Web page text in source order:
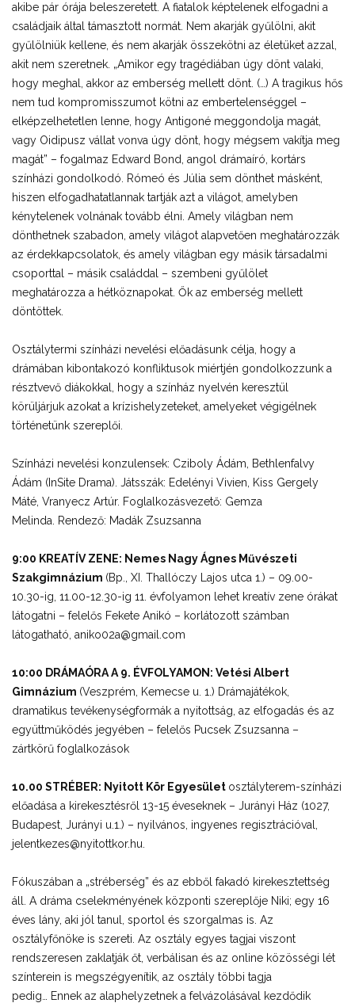
akibe pár órája beleszeretett. A fiatalok képtelenek elfogadni a
családjaik által támasztott normát. Nem akarják gyűlölni, akit
gyűlölniük kellene, és nem akarják összekötni az életüket azzal,
akit nem szeretnek. „Amikor egy tragédiában úgy dönt valaki,
hogy meghal, akkor az emberség mellett dönt. (…) A tragikus hős
nem tud kompromisszumot kötni az embertelenséggel –
elképzelhetetlen lenne, hogy Antigoné meggondolja magát,
vagy Oidipusz vállat vonva úgy dönt, hogy mégsem vakítja meg
magát” – fogalmaz Edward Bond, angol drámaíró, kortárs
színházi gondolkodó. Rómeó és Júlia sem dönthet másként,
hiszen elfogadhatatlannak tartják azt a világot, amelyben
kénytelenek volnának tovább élni. Amely világban nem
dönthetnek szabadon, amely világot alapvetően meghatározzák
az érdekkapcsolatok, és amely világban egy másik társadalmi
csoporttal – másik családdal – szembeni gyűlölet
meghatározza a hétköznapokat. Ők az emberség mellett
döntöttek.
Osztálytermi színházi nevelési előadásunk célja, hogy a
drámában kibontakozó konfliktusok miértjén gondolkozzunk a
résztvevő diákokkal, hogy a színház nyelvén keresztül
körüljárjuk azokat a krízishelyzeteket, amelyeket végigélnek
történetünk szereplői.
Színházi nevelési konzulensek: Cziboly Ádám, Bethlenfalvy
Ádám (InSite Drama). Játsszák: Edelényi Vivien, Kiss Gergely
Máté, Vranyecz Artúr. Foglalkozásvezető: Gemza
Melinda. Rendező: Madák Zsuzsanna
9:00 KREATÍV ZENE: Nemes Nagy Ágnes Művészeti
Szakgimnázium (Bp., XI. Thallóczy Lajos utca 1.) – 09.00-
10.30-ig, 11.00-12.30-ig 11. évfolyamon lehet kreatív zene órákat
látogatni – felelős Fekete Anikó – korlátozott számban
látogatható, aniko02a@gmail.com
10:00 DRÁMAÓRA A 9. ÉVFOLYAMON: Vetési Albert
Gimnázium (Veszprém, Kemecse u. 1.) Drámajátékok,
dramatikus tevékenységformák a nyitottság, az elfogadás és az
együttműködés jegyében – felelős Pucsek Zsuzsanna –
zártkörű foglalkozások
10.00 STRÉBER: Nyitott Kör Egyesület osztályterem-színházi
előadása a kirekesztésről 13-15 éveseknek – Jurányi Ház (1027,
Budapest, Jurányi u.1.) – nyilvános, ingyenes regisztrációval,
jelentkezes@nyitottkor.hu.
Fókuszában a „stréberség” és az ebből fakadó kirekesztettség
áll. A dráma cselekményének központi szereplője Niki; egy 16
éves lány, aki jól tanul, sportol és szorgalmas is. Az
osztályfőnöke is szereti. Az osztály egyes tagjai viszont
rendszeresen zaklatják őt, verbálisan és az online közösségi lét
színterein is megszégyenítik, az osztály többi tagja
pedig… Ennek az alaphelyzetnek a felvázolásával kezdődik